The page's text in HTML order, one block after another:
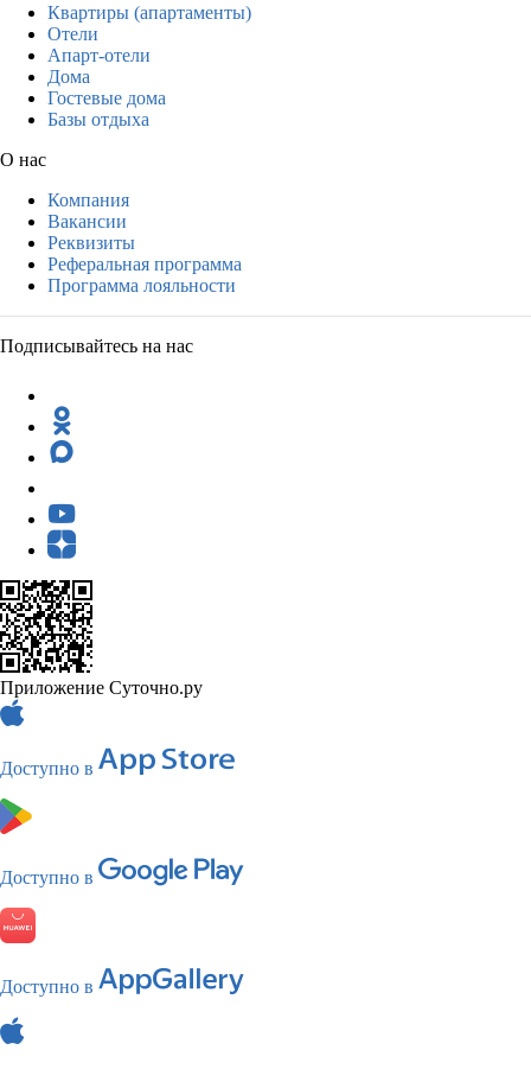
Квартиры (апартаменты)
Отели
Апарт-отели
Дома
Гостевые дома
Базы отдыха
О нас
Компания
Вакансии
Реквизиты
Реферальная программа
Программа лояльности
Подписывайтесь на нас
Приложение Суточно.ру
Доступно в
Доступно в
Доступно в